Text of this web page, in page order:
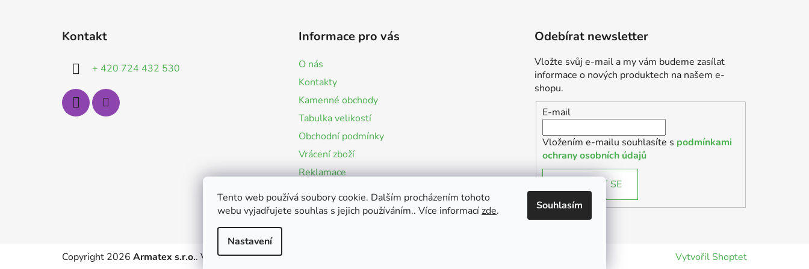
Tento web používá soubory cookie. Dalším procházením tohoto
webu vyjadřujete souhlas s jejich používáním.. Více informacízde.
Nastavení
Souhlasím
Kontakt
+ 420 724 432 530
Informace pro vás
O nás
Kontakty
Kamenné obchody
Tabulka velikostí
Obchodní podmínky
Vrácení zboží
Reklamace
Podmínky ochrany osobních údajů
Odstoupení od smlouvy
Odebírat newsletter
Vložte svůj e-mail a my vám budeme zasílat
informace o nových produktech na našem e-
shopu.
E-mail
Vložením e-mailu souhlasíte s podmínkami
ochrany osobních údajů
PŘIHLÁSIT SE
Vytvořil Shoptet
Copyright 2026 Armatex s.r.o.. Všechna práva vyhrazena.